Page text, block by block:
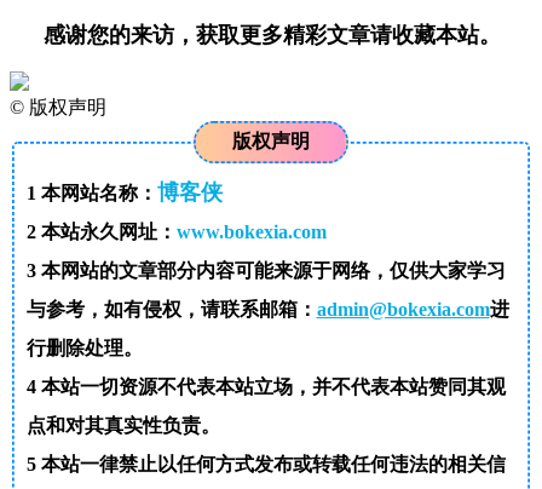
感谢您的来访，获取更多精彩文章请收藏本站。
© 版权声明
版权声明
1 本网站名称： 博客侠
2本站永久网址： www.bokexia.com
3本网站的文章部分内容可能来源于网络，仅供大家学习
与参考，如有侵权，请联系邮箱： admin@bokexia.com进
行删除处理。
4本站一切资源不代表本站立场，并不代表本站赞同其观
点和对其真实性负责。
5本站一律禁止以任何方式发布或转载任何违法的相关信